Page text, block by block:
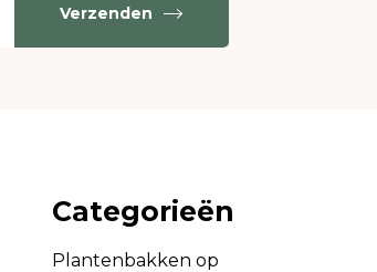
Verzenden
Categorieën
Plantenbakken op